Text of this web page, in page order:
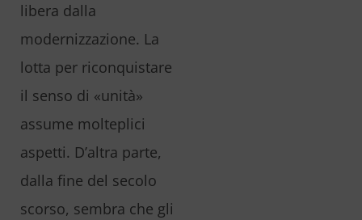
libera dalla
modernizzazione. La
lotta per riconquistare
il senso di «unità»
assume molteplici
aspetti. D’altra parte,
dalla fine del secolo
scorso, sembra che gli